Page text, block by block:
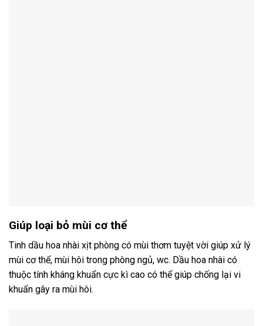
Giúp loại bỏ mùi cơ thể
Tinh dầu hoa nhài xịt phòng có mùi thơm tuyệt vời giúp xử lý
mùi cơ thể, mùi hôi trong phòng ngủ, wc. Dầu hoa nhài có
thuộc tính kháng khuẩn cực kì cao có thể giúp chống lại vi
khuẩn gây ra mùi hôi.